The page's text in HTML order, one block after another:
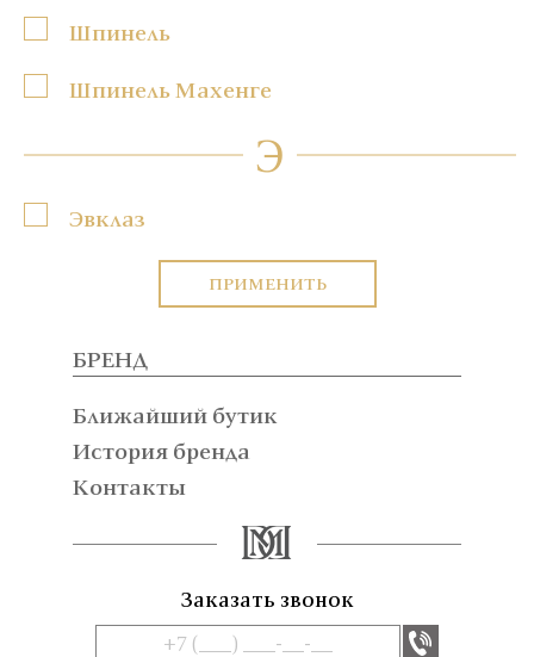
Шпинель
Шпинель Махенге
Э
Эвклаз
ПРИМЕНИТЬ
БРЕНД
Ближайший бутик
История бренда
Контакты
Заказать звонок